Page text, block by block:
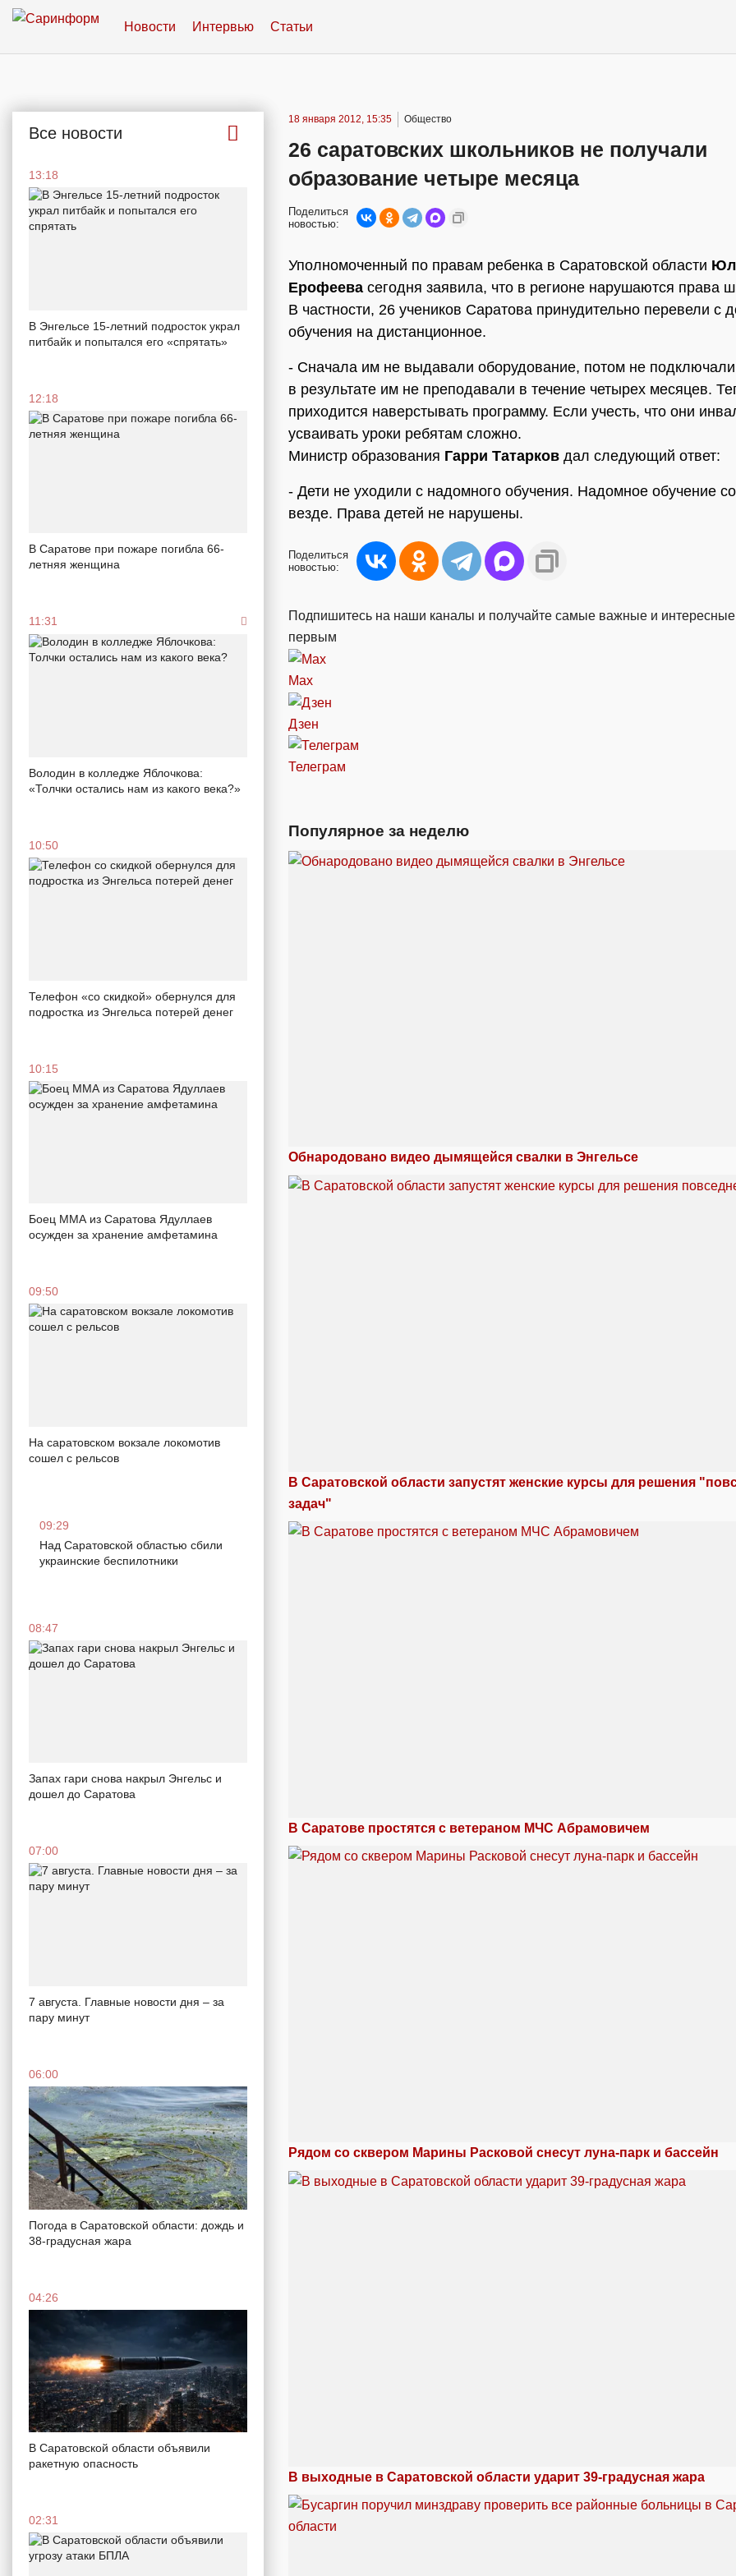
Новости Интервью Статьи
Все новости
13:18
В Энгельсе 15-летний подросток украл
питбайк и попытался его «спрятать»
12:18
В Саратове при пожаре погибла 66-
летняя женщина
11:31
Володин в колледже Яблочкова:
«Толчки остались нам из какого века?»
10:50
Телефон «со скидкой» обернулся для
подростка из Энгельса потерей денег
10:15
Боец ММА из Саратова Ядуллаев
осужден за хранение амфетамина
09:50
На саратовском вокзале локомотив
сошел с рельсов
09:29
Над Саратовской областью сбили
украинские беспилотники
08:47
Запах гари снова накрыл Энгельс и
дошел до Саратова
07:00
7 августа. Главные новости дня – за
пару минут
06:00
Погода в Саратовской области: дождь и
38-градусная жара
04:26
В Саратовской области объявили
ракетную опасность
02:31
18 января 2012, 15:35 Общество
26 саратовских школьников не получали
образование четыре месяца
Поделиться
новостью:
Уполномоченный по правам ребенка в Саратовской области
Ерофеева сегодня заявила, что в регионе нарушаются права
В частности, 26 учеников Саратова принудительно перевели с
обучения на дистанционное.
- Сначала им не выдавали оборудование, потом не подключали
в результате им не преподавали в течение четырех месяцев.
приходится наверстывать программу. Если учесть, что они
усваивать уроки ребятам сложно.
Министр образования Гарри Татарков дал следующий ответ:
- Дети не уходили с надомного обучения. Надомное обучение
везде. Права детей не нарушены.
Поделиться
новостью:
Подпишитесь на наши каналы и получайте самые важные и интересные
первым
Max
Дзен
Телеграм
Популярное за неделю
Обнародовано видео дымящейся свалки в Энгельсе
В Саратовской области запустят женские курсы для решения
задач"
В Саратове простятся с ветераном МЧС Абрамовичем
Рядом со сквером Марины Расковой снесут луна-парк и бассейн
В выходные в Саратовской области ударит 39-градусная жара